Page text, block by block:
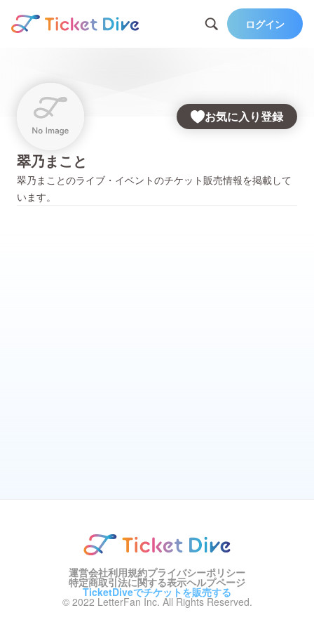
ログイン
お気に入り登録
翠乃まこと
翠乃まことのライブ・イベントのチケット販売情報を掲載して
います。
運営会社利用規約プライバシーポリシー
特定商取引法に関する表示ヘルプページ
TicketDiveでチケットを販売する
© 2022 LetterFan Inc. All Rights Reserved.